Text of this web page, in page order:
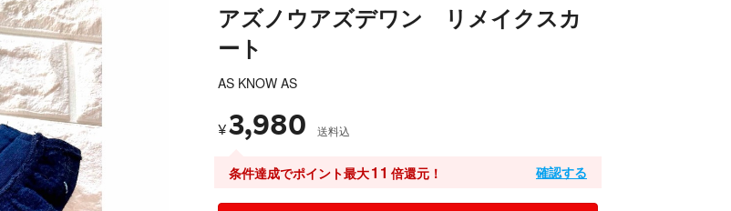
アズノウアズデワン リメイクスカ
ート
AS KNOW AS
¥3,980 送料込
条件達成でポイント最大11 倍還元！ 確認する